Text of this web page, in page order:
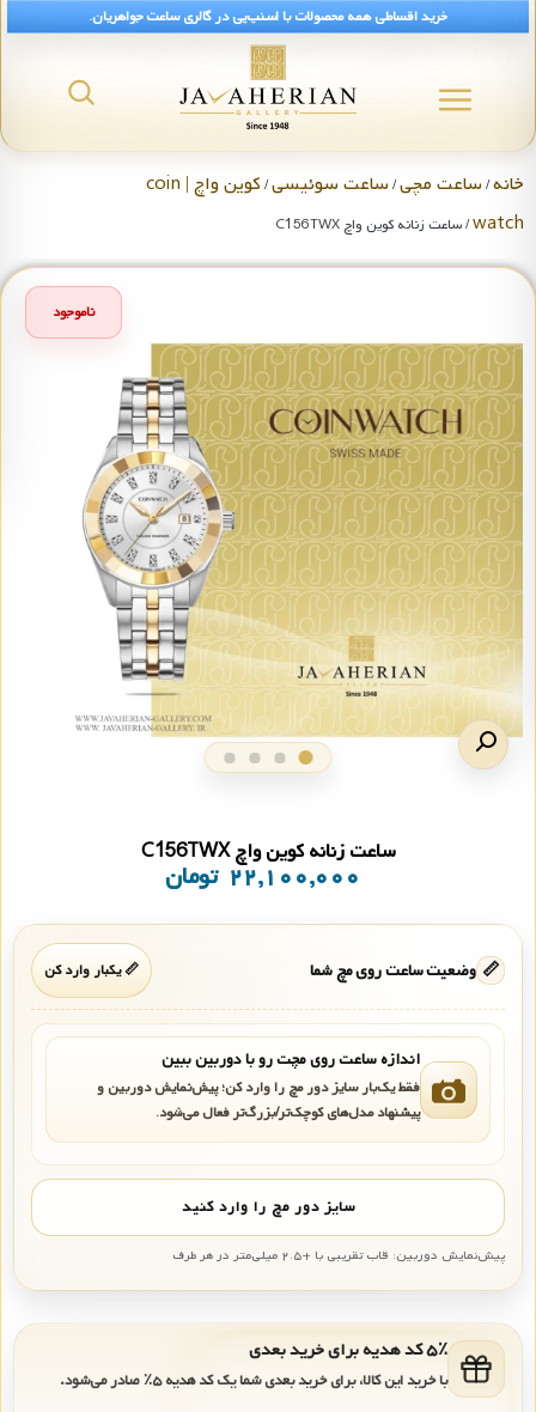
خرید اقساطی همه محصولات با اسنپ‌پی در گالری ساعت جواهریان.
خانه/ساعت مچی/ساعت سوئیسی/
کوین واچ | coin
watch/ ساعت زنانه کوین واچ C156TWX
ناموجود
ساعت زنانه کوین واچ C156TWX
۲۲,۱۰۰,۰۰۰ تومان
📏 وضعیت ساعت روی مچ شما 📏 یکبار وارد کن
اندازه ساعت روی مچت رو با دوربین ببین
فقط یک‌بار سایز دور مچ را وارد کن؛ پیش‌نمایش دوربین و
پیشنهاد مدل‌های کوچک‌تر/بزرگ‌تر فعال می‌شود.
سایز دور مچ را وارد کنید
پیش‌نمایش دوربین: قاب تقریبی با +۲.۵ میلی‌متر در هر طرف
۵٪ کد هدیه برای خرید بعدی
با خرید این کالا، برای خرید بعدی شما یک کد هدیه۵٪ صادر می‌شود.